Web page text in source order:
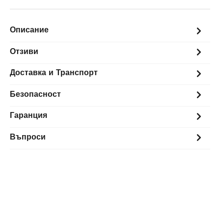
Описание
Отзиви
Доставка и Транспорт
Безопасност
Гаранция
Въпроси